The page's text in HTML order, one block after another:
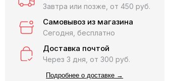
Завтра или позже, от 450 руб.
Самовывоз из магазина
Сегодня, бесплатно
Доставка почтой
Через 3 дня, от 300 руб.
Подробнее о доставке →